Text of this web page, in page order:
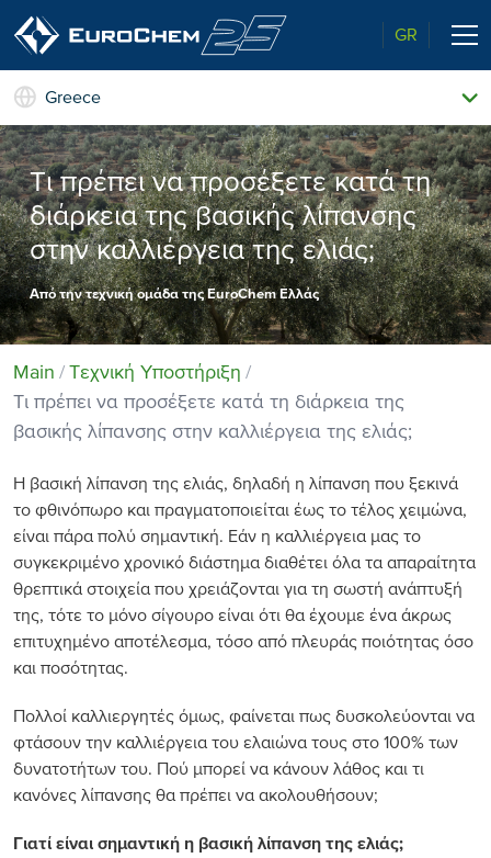
GR
Τα προϊόντα μας
Γνωρίστε τη EuroChem
Γνωρίστε τη EuroChem
Ανώτερη ποιότητα
Περιβάλλον
Τεχνική Υποστήριξη
Νέα & Εκδηλώσεις
Επικοινωνία
Greece
Τι πρέπει να προσέξετε κατά τη
διάρκεια της βασικής λίπανσης
στην καλλιέργεια της ελιάς;
Από την τεχνική ομάδα της EuroChem Ελλάς
Main
Τεχνική Υποστήριξη
Τι πρέπει να προσέξετε κατά τη διάρκεια της
βασικής λίπανσης στην καλλιέργεια της ελιάς;
Η βασική λίπανση της ελιάς, δηλαδή η λίπανση που ξεκινά
το φθινόπωρο και πραγματοποιείται έως το τέλος χειμώνα,
είναι πάρα πολύ σημαντική. Εάν η καλλιέργεια μας το
συγκεκριμένο χρονικό διάστημα διαθέτει όλα τα απαραίτητα
θρεπτικά στοιχεία που χρειάζονται για τη σωστή ανάπτυξή
της, τότε το μόνο σίγουρο είναι ότι θα έχουμε ένα άκρως
επιτυχημένο αποτέλεσμα, τόσο από πλευράς ποιότητας όσο
και ποσότητας.
Πολλοί καλλιεργητές όμως, φαίνεται πως δυσκολεύονται να
φτάσουν την καλλιέργεια του ελαιώνα τους στο 100% των
δυνατοτήτων του. Πού μπορεί να κάνουν λάθος και τι
κανόνες λίπανσης θα πρέπει να ακολουθήσουν;
Γιατί είναι σημαντική η βασική λίπανση της ελιάς;